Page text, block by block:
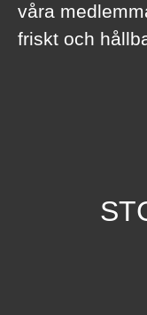
våra
friskt och